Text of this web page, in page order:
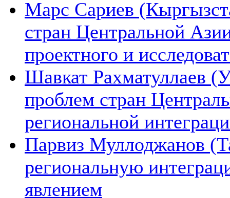
Марс Сариев
стран Центральной
проектного и
Шавкат Рахматуллаев
проблем стран
региональной
Парвиз Муллоджанов
региональную
явлением